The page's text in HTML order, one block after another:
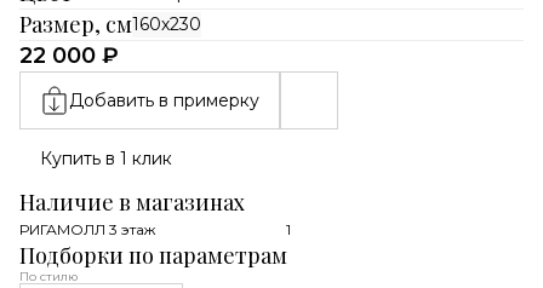
Размер, см160х230
22 000 ₽
Добавить в примерку
Купить в 1 клик
Наличие в магазинах
РИГАМОЛЛ 3 этаж 1
Подборки по параметрам
По стилю